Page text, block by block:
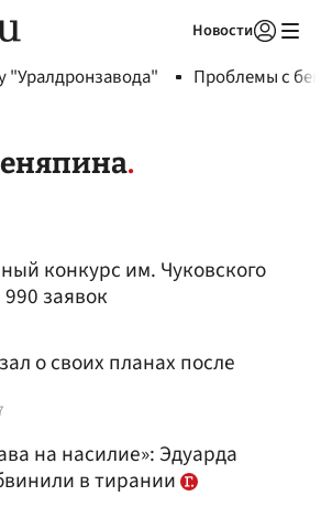
Новости
"Уралдронзавода" Проблемы с
конкурс им. Чуковского
заявок
о своих планах после
на насилие»: Эдуарда
в тирании